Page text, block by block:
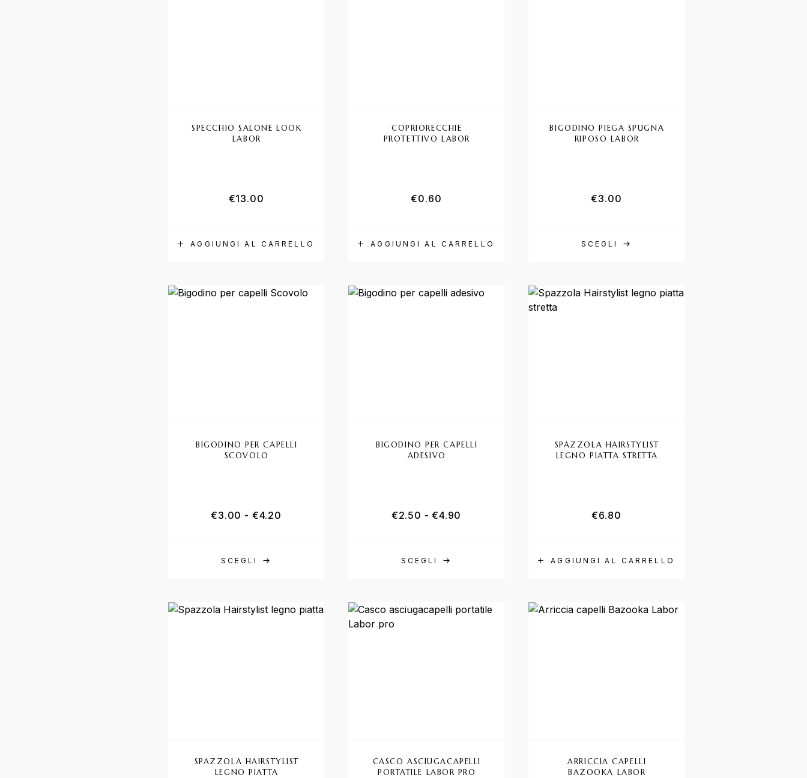
AGGIUNGI AL CARRELLO
SPECCHIO SALONE LOOK
LABOR
€13.00
AGGIUNGI AL CARRELLO
COPRIORECCHIE
PROTETTIVO LABOR
€0.60
SCEGLI
BIGODINO PIEGA SPUGNA
RIPOSO LABOR
€3.00
SCEGLI
BIGODINO PER CAPELLI
SCOVOLO
€3.00 - €4.20
SCEGLI
BIGODINO PER CAPELLI
ADESIVO
€2.50 - €4.90
AGGIUNGI AL CARRELLO
SPAZZOLA HAIRSTYLIST
LEGNO PIATTA STRETTA
€6.80
SPAZZOLA HAIRSTYLIST
LEGNO PIATTA
CASCO ASCIUGACAPELLI
PORTATILE LABOR PRO
ARRICCIA CAPELLI
BAZOOKA LABOR